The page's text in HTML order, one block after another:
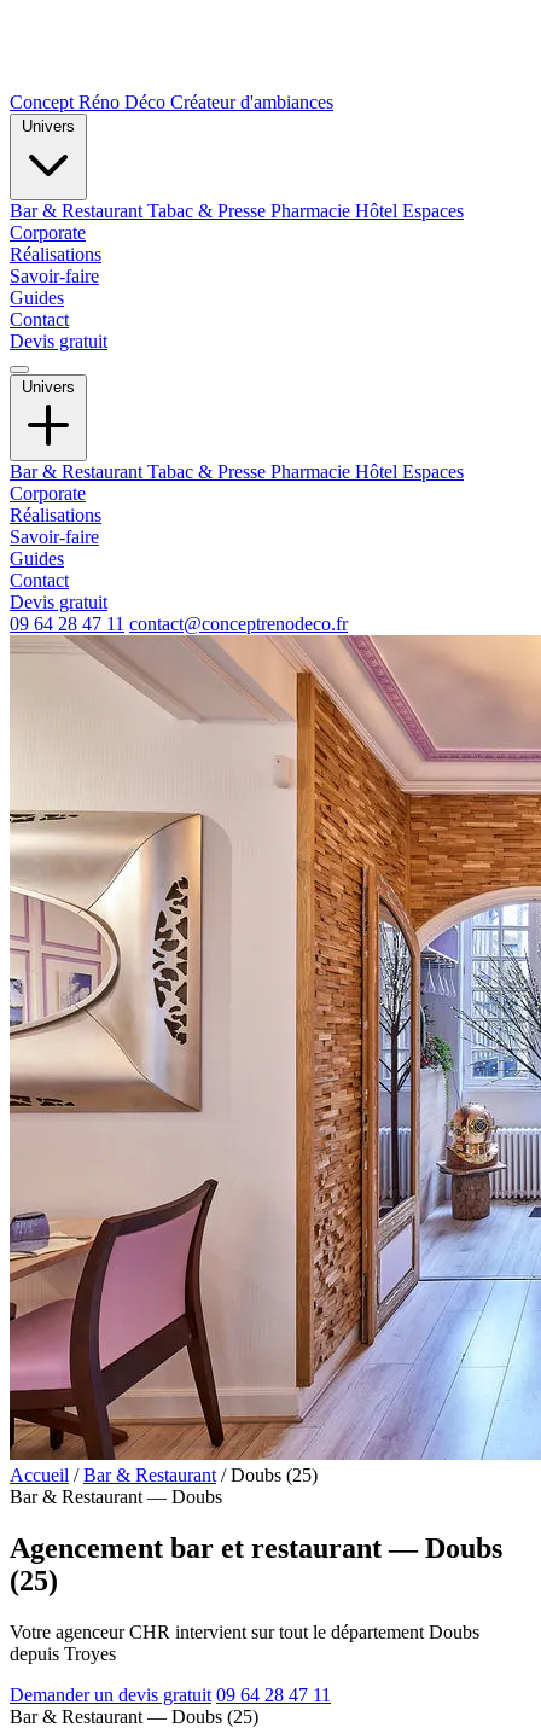
Concept Réno Déco Créateur d'ambiances
Bar & Restaurant Tabac & Presse Pharmacie Hôtel Espaces
Corporate
Réalisations
Savoir-faire
Guides
Contact
Devis gratuit
Univers
Bar & Restaurant Tabac & Presse Pharmacie Hôtel Espaces
Corporate
Réalisations
Savoir-faire
Guides
Contact
Devis gratuit
09 64 28 47 11 contact@conceptrenodeco.fr
Accueil / Bar & Restaurant / Doubs (25)
Bar & Restaurant — Doubs
Agencement bar et restaurant — Doubs
(25)
Votre agenceur CHR intervient sur tout le département Doubs
depuis Troyes
Demander un devis gratuit 09 64 28 47 11
Bar & Restaurant — Doubs (25)